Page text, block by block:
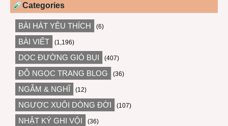
Categories
BÀI HÁT YÊU THÍCH (6)
BÀI VIẾT (1,196)
DỌC ĐƯỜNG GIÓ BỤI (407)
ĐỖ NGỌC TRANG BLOG (36)
NGẪM & NGHĨ (12)
NGƯỢC XUÔI DÒNG ĐỜI (107)
NHẬT KÝ GHI VỘI (36)